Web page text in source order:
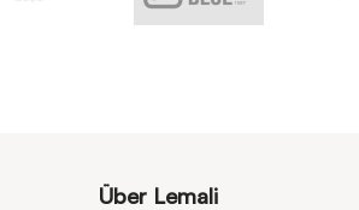
Über Lemali